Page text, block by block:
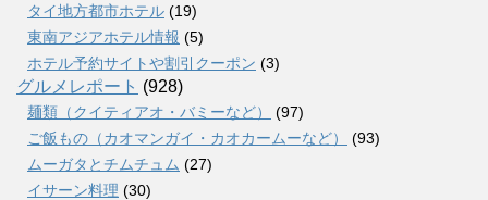
タイ地方都市ホテル (19)
東南アジアホテル情報 (5)
ホテル予約サイトや割引クーポン (3)
グルメレポート (928)
麺類（クイティアオ・バミーなど）
(97)
ご飯もの（カオマンガイ・カオカームーなど）
(93)
ムーガタとチムチュム (27)
イサーン料理 (30)